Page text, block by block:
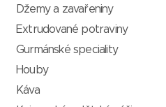
Džemy a zavařeniny
Extrudované potraviny
Gurmánské speciality
Houby
Káva